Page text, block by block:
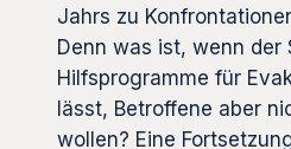
Jahrs zu
Denn was ist, wenn der
Hilfsprogramme für
lässt, Betroffene aber
wollen? Eine